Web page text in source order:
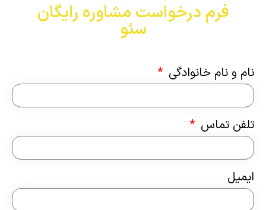
فرم درخواست مشاوره رایگان
سئو
نام و نام خانوادگی
تلفن تماس
ایمیل